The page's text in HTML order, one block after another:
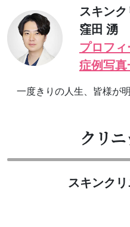
スキン
窪田 湧
プロフ
症例写
一度きりの人生、皆様が
クリ
スキンク